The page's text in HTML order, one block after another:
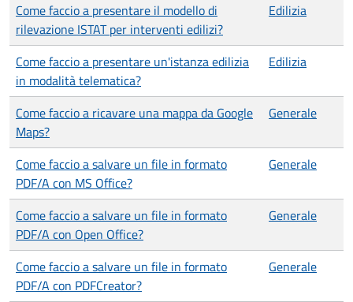
Come faccio a presentare il modello di
rilevazione ISTAT per interventi edilizi?
Edilizia
Come faccio a presentare un'istanza edilizia
in modalità telematica?
Edilizia
Come faccio a ricavare una mappa da Google
Maps?
Generale
Come faccio a salvare un file in formato
PDF/A con MS Office?
Generale
Come faccio a salvare un file in formato
PDF/A con Open Office?
Generale
Come faccio a salvare un file in formato
PDF/A con PDFCreator?
Generale